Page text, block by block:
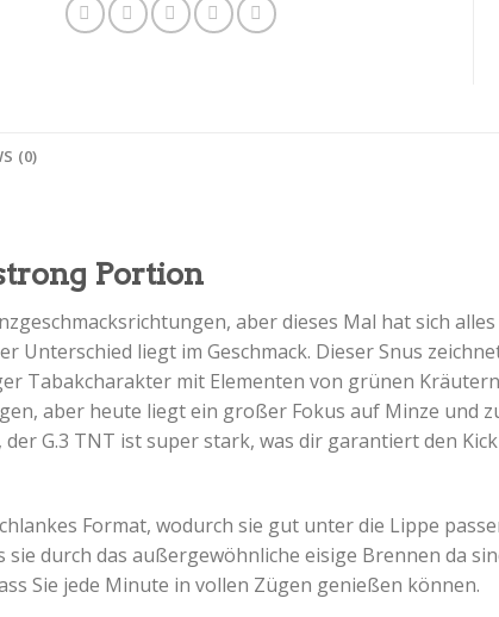
(0)
Portion
aber dieses Mal hat sich
liegt im Geschmack. Dieser Snus
Tabakcharakter mit Elementen von grünen
aber heute liegt ein großer Fokus auf Minze und
G.3 TNT ist super stark, was dir garantiert den
Format, wodurch sie gut unter die Lippe
durch das außergewöhnliche eisige Brennen da
Sie jede Minute in vollen Zügen genießen können.